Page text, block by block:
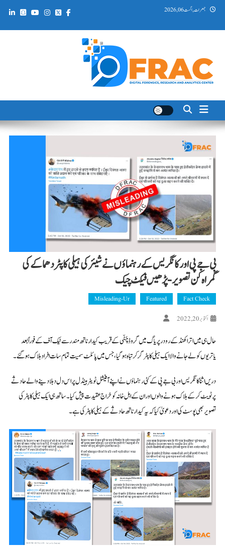
Skip جمعرات, اگست 06, 2026
DFRAC_ORG
بی جے پی اور کانگریس کے رہنماؤں نے شیئر کی ہیلی کاپٹر دھماکے کی
گمراہ کن تصویر-پڑھیں فیکٹ چیک
Fact Check
Featured
Misleading-Ur
اکتوبر 20, 2022
حال ہی میں اتراکھنڈ کے رودرپریاگ میں گروڈ چَٹّی کے قریب کیدارناتھ مندر سے ٹیک آف کے فوراً بعد
یاتریوں کو لے جانے والا ایک ہیلی کاپٹر گر کر تباہ ہوگیا، جس میں پائلٹ سمیت تمام سات افراد ہلاک ہوگئے۔
دریں اثنا کانگریس اور بی جے پی کے کئی رہنماؤں نے اپنے آفیشل ٹویٹر ہینڈل پر اس دل دہلا دینے والے حادثے
پر ٹویٹ کرکے ہلاک ہونے والوں اور ان کے اہل خانہ کو خراج عقیدت پیش کیا۔ ساتھ ہی ایک ہیلی کاپٹر کی
تصویر بھی پوسٹ کی اور دعویٰ کیا کہ یہ کیدارناتھ حادثے کے ہیلی کاپٹر کی ہے۔